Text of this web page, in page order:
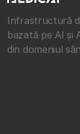
Infrastructură
bazată pe AI și
din domeniul